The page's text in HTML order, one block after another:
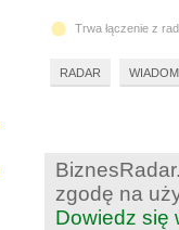
zgodę na
Dowiedz się
Trwa łączenie z
RADAR